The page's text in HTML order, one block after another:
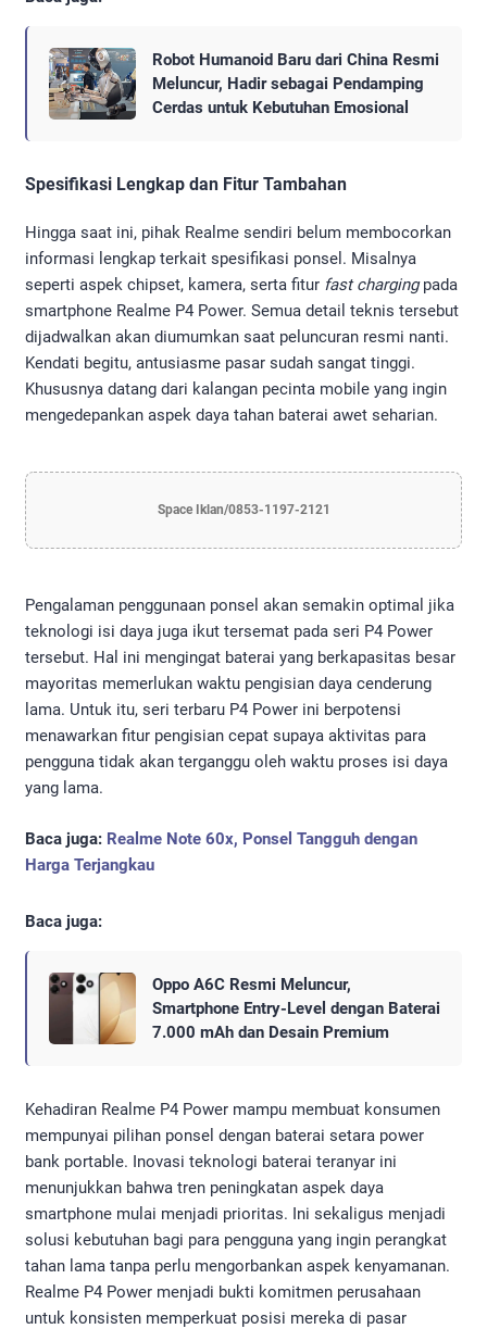
Robot Humanoid Baru dari China Resmi
Meluncur, Hadir sebagai Pendamping
Cerdas untuk Kebutuhan Emosional
Spesifikasi Lengkap dan Fitur Tambahan
Hingga saat ini, pihak Realme sendiri belum membocorkan
informasi lengkap terkait spesifikasi ponsel. Misalnya
seperti aspek chipset, kamera, serta fitur fast chargingpada
smartphone Realme P4 Power. Semua detail teknis tersebut
dijadwalkan akan diumumkan saat peluncuran resmi nanti.
Kendati begitu, antusiasme pasar sudah sangat tinggi.
Khususnya datang dari kalangan pecinta mobile yang ingin
mengedepankan aspek daya tahan baterai awet seharian.
Space Iklan/0853-1197-2121
Pengalaman penggunaan ponsel akan semakin optimal jika
teknologi isi daya juga ikut tersemat pada seri P4 Power
tersebut. Hal ini mengingat baterai yang berkapasitas besar
mayoritas memerlukan waktu pengisian daya cenderung
lama. Untuk itu, seri terbaru P4 Power ini berpotensi
menawarkan fitur pengisian cepat supaya aktivitas para
pengguna tidak akan terganggu oleh waktu proses isi daya
yang lama.
Baca juga: Realme Note 60x, Ponsel Tangguh dengan
Harga Terjangkau
Baca juga:
Oppo A6C Resmi Meluncur,
Smartphone Entry-Level dengan Baterai
7.000 mAh dan Desain Premium
Kehadiran Realme P4 Power mampu membuat konsumen
mempunyai pilihan ponsel dengan baterai setara power
bank portable. Inovasi teknologi baterai teranyar ini
menunjukkan bahwa tren peningkatan aspek daya
smartphone mulai menjadi prioritas. Ini sekaligus menjadi
solusi kebutuhan bagi para pengguna yang ingin perangkat
tahan lama tanpa perlu mengorbankan aspek kenyamanan.
Realme P4 Power menjadi bukti komitmen perusahaan
untuk konsisten memperkuat posisi mereka di pasar